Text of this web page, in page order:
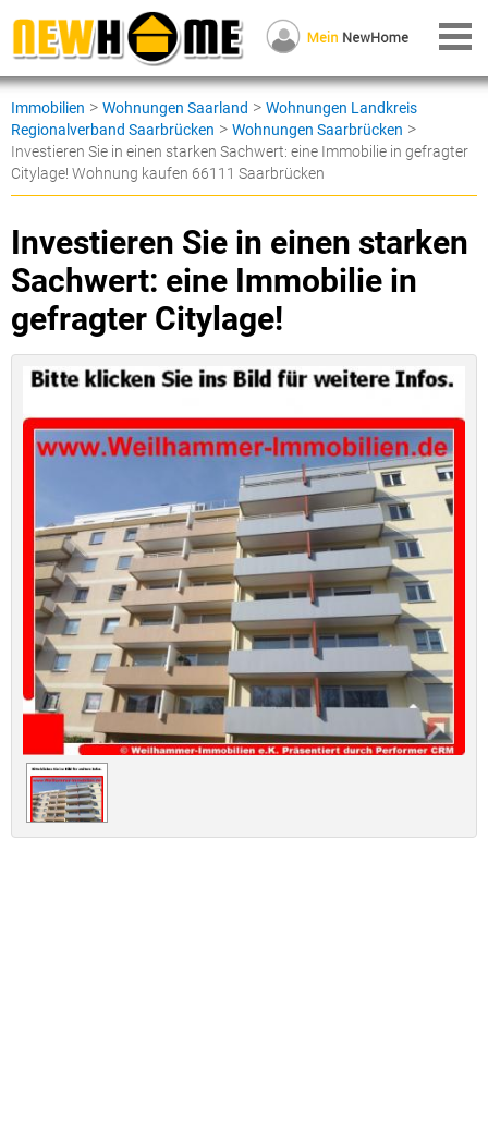
Immobilien > Wohnungen Saarland > Wohnungen Landkreis
Regionalverband Saarbrücken > Wohnungen Saarbrücken >
Investieren Sie in einen starken Sachwert: eine Immobilie in gefragter
Citylage! Wohnung kaufen 66111 Saarbrücken
Investieren Sie in einen starken
Sachwert: eine Immobilie in
gefragter Citylage!